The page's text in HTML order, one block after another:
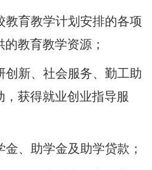
教育教学计划安排的各项
教育教学资源；
创新、社会服务、勤工助
获得就业创业指导服
金、助学金及助学贷款；